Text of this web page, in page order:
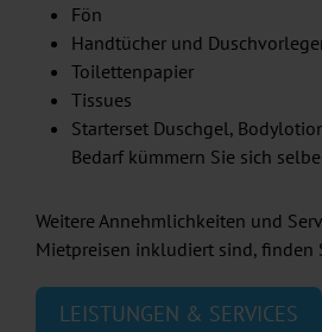
Fön
Handtücher und
Toilettenpapier
Tissues
Starterset Duschgel,
Bedarf kümmern Sie sich
Weitere Annehmlichkeiten und
Mietpreisen inkludiert sind, finden
LEISTUNGEN & SERVICES